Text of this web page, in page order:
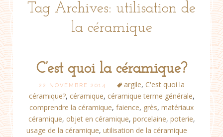
Tag Archives: utilisation de
la céramique
C’est quoi la céramique?
22 NOVEMBRE 2014 argile, C'est quoi la
céramique?, céramique, céramique terme générale,
comprendre la céramique, faience, grès, matériaux
céramique, objet en céramique, porcelaine, poterie,
usage de la céramique, utilisation de la céramique